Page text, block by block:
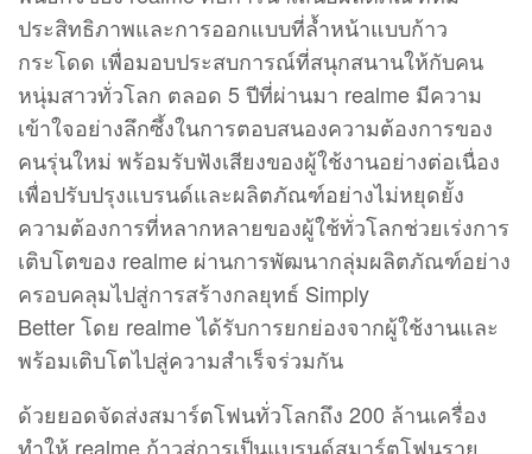
ประสิทธิภาพและการออกแบบที่ล้ำหน้าแบบก้าว
กระโดด เพื่อมอบประสบการณ์ที่สนุกสนานให้กับคน
หนุ่มสาวทั่วโลก ตลอด 5 ปีที่ผ่านมา realme มีความ
เข้าใจอย่างลึกซึ้งในการตอบสนองความต้องการของ
คนรุ่นใหม่ พร้อมรับฟังเสียงของผู้ใช้งานอย่างต่อเนื่อง
เพื่อปรับปรุงแบรนด์และผลิตภัณฑ์อย่างไม่หยุดยั้ง
ความต้องการที่หลากหลายของผู้ใช้ทั่วโลกช่วยเร่งการ
เติบโตของ realme ผ่านการพัฒนากลุ่มผลิตภัณฑ์อย่าง
ครอบคลุมไปสู่การสร้างกลยุทธ์ Simply
Better โดย realme ได้รับการยกย่องจากผู้ใช้งานและ
พร้อมเติบโตไปสู่ความสำเร็จร่วมกัน
ด้วยยอดจัดส่งสมาร์ตโฟนทั่วโลกถึง 200 ล้านเครื่อง
ทำให้ realme ก้าวสู่การเป็นแบรนด์สมาร์ตโฟนราย